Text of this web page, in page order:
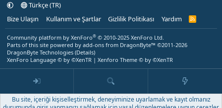
Türkçe (TR)
Bize Ulaşın
Kullanım ve Şartlar Gizlilik Politikası Yardım
R
Community platform by XenForo® © 2010-2025 XenForo Ltd.
Parts of this site powered by add-ons from DragonByte™ ©2011-2026
DragonByte Technologies (Details)
XenForo Language © by ©XenTR | Xenforo Theme © by ©XenTR
Bu site, içeriği kişiselleştirmek, deneyiminize uyarlamak ve kayıt olmanız